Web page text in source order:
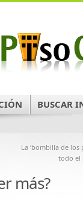
BUSCAR
La ‘bombilla de
todo el
más?